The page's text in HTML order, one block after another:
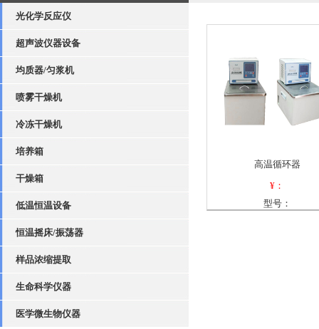
光化学反应仪
超声波仪器设备
均质器/匀浆机
喷雾干燥机
冷冻干燥机
培养箱
干燥箱
低温恒温设备
恒温摇床/振荡器
样品浓缩提取
生命科学仪器
医学微生物仪器
高温循环器
¥：
型号：